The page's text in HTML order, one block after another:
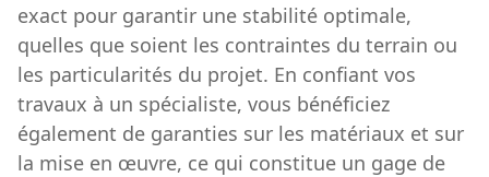
exact pour garantir une stabilité optimale,
quelles que soient les contraintes du terrain ou
les particularités du projet. En confiant vos
travaux à un spécialiste, vous bénéficiez
également de garanties sur les matériaux et sur
la mise en œuvre, ce qui constitue un gage de